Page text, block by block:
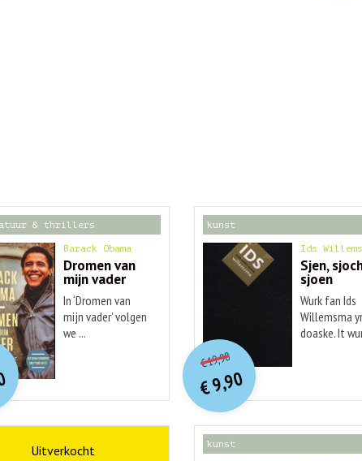
& thrillers
Barack Obama
Dromen van
mijn vader
In ‘Dromen van
mijn vader’ volgen
we ...
€ 20,00.
€ 9,90.
kunst
Ids
Sjen,
sjoen
Wurk fan Ids
Willemsma
doaske. It
€19,90O
orspr
onkelijke
prijs
was:
€ 19,90.
€9,90
Huidige
prijs
is:
€ 9,90.
kunst